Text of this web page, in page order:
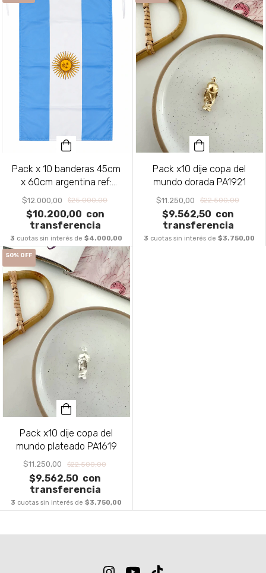
Pack x 10 banderas 45cm
x 60cm argentina ref:
PA1741
$12.000,00 $25.000,00
$10.200,00 con
transferencia
3 cuotas sin interés de $4.000,00
Pack x10 dije copa del
mundo dorada PA1921
$11.250,00 $22.500,00
$9.562,50 con
transferencia
3 cuotas sin interés de $3.750,00
50% OFF
Pack x10 dije copa del
mundo plateado PA1619
$11.250,00 $22.500,00
$9.562,50 con
transferencia
3 cuotas sin interés de $3.750,00